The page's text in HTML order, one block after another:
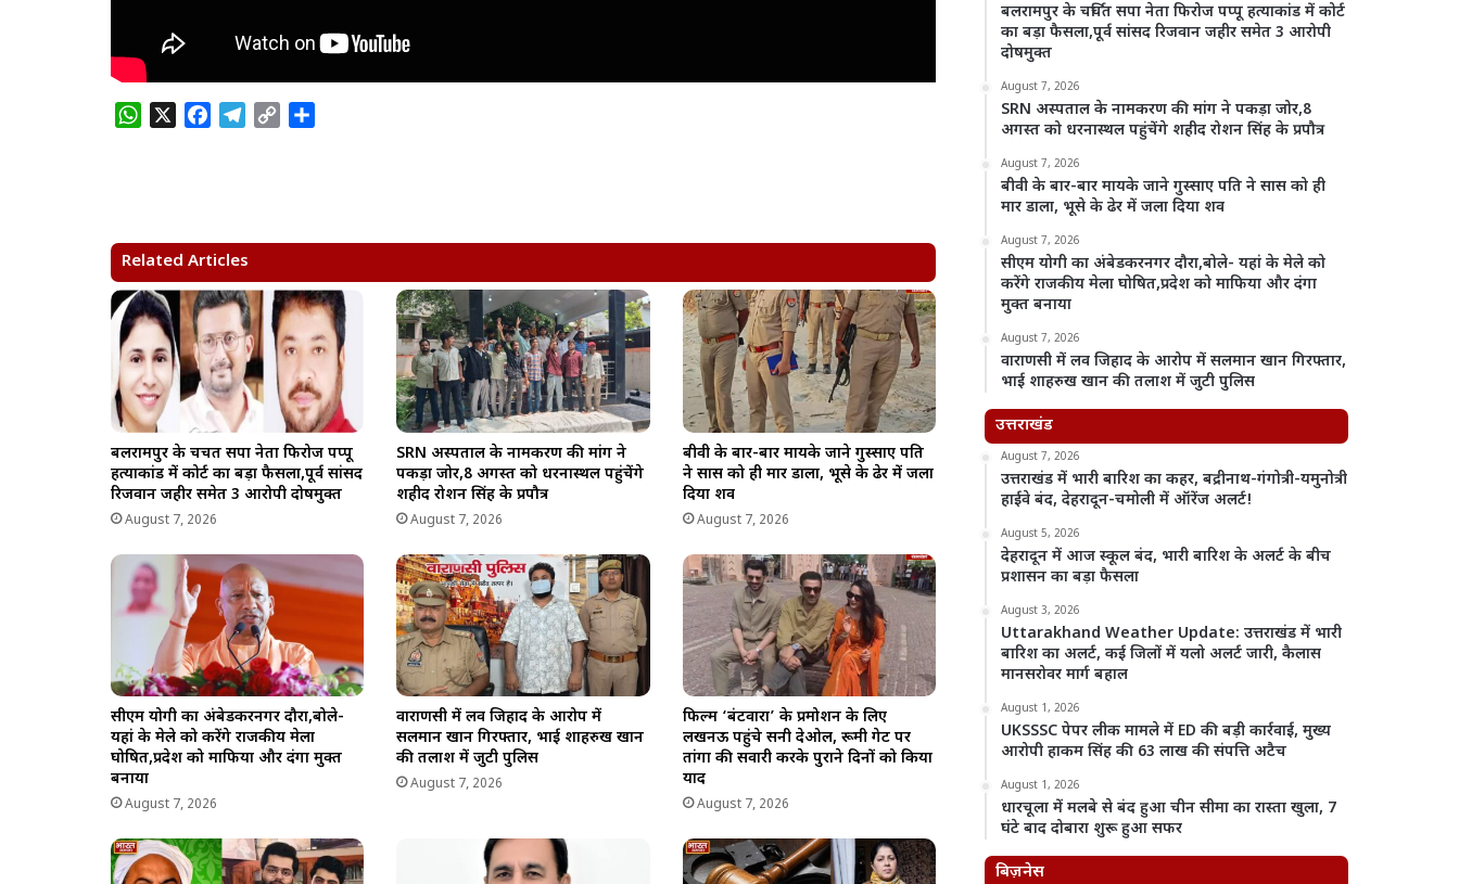
W
A
p
p
o
o
k
r
a
m
i
k
Related Articles
बलरामपुर के चर्चित सपा नेता फिरोज पप्पू
हत्याकांड में कोर्ट का बड़ा फैसला,पूर्व सांसद
रिजवान जहीर समेत 3 आरोपी दोषमुक्त
August 7, 2026
SRN अस्पताल के नामकरण की मांग ने
पकड़ा जोर,8 अगस्त को धरनास्थल पहुंचेंगे
शहीद रोशन सिंह के प्रपौत्र
August 7, 2026
बीवी के बार-बार मायके जाने गुस्साए पति
ने सास को ही मार डाला, भूसे के ढेर में जला
दिया शव
August 7, 2026
सीएम योगी का अंबेडकरनगर दौरा,बोले-
यहां के मेले को करेंगे राजकीय मेला
घोषित,प्रदेश को माफिया और दंगा मुक्त
बनाया
August 7, 2026
वाराणसी में लव जिहाद के आरोप में
सलमान खान गिरफ्तार, भाई शाहरुख खान
की तलाश में जुटी पुलिस
August 7, 2026
फिल्म ‘बंटवारा’ के प्रमोशन के लिए
लखनऊ पहुंचे सनी देओल, रूमी गेट पर
तांगा की सवारी करके पुराने दिनों को किया
याद
August 7, 2026
बलरामपुर के चर्चित सपा नेता फिरोज पप्पू हत्याकांड में कोर्ट
का बड़ा फैसला,पूर्व सांसद रिजवान जहीर समेत 3 आरोपी
दोषमुक्त
August 7, 2026
SRN अस्पताल के नामकरण की मांग ने पकड़ा जोर,8
अगस्त को धरनास्थल पहुंचेंगे शहीद रोशन सिंह के प्रपौत्र
August 7, 2026
बीवी के बार-बार मायके जाने गुस्साए पति ने सास को ही
मार डाला, भूसे के ढेर में जला दिया शव
August 7, 2026
सीएम योगी का अंबेडकरनगर दौरा,बोले- यहां के मेले को
करेंगे राजकीय मेला घोषित,प्रदेश को माफिया और दंगा
मुक्त बनाया
August 7, 2026
वाराणसी में लव जिहाद के आरोप में सलमान खान गिरफ्तार,
भाई शाहरुख खान की तलाश में जुटी पुलिस
उत्तराखंड
August 7, 2026
उत्तराखंड में भारी बारिश का कहर, बद्रीनाथ-गंगोत्री-यमुनोत्री
हाईवे बंद, देहरादून-चमोली में ऑरेंज अलर्ट!
August 5, 2026
देहरादून में आज स्कूल बंद, भारी बारिश के अलर्ट के बीच
प्रशासन का बड़ा फैसला
August 3, 2026
Uttarakhand Weather Update: उत्तराखंड में भारी
बारिश का अलर्ट, कई जिलों में यलो अलर्ट जारी, कैलास
मानसरोवर मार्ग बहाल
August 1, 2026
UKSSSC पेपर लीक मामले में ED की बड़ी कार्रवाई, मुख्य
आरोपी हाकम सिंह की 63 लाख की संपत्ति अटैच
August 1, 2026
धारचूला में मलबे से बंद हुआ चीन सीमा का रास्ता खुला, 7
घंटे बाद दोबारा शुरू हुआ सफर
बिज़नेस